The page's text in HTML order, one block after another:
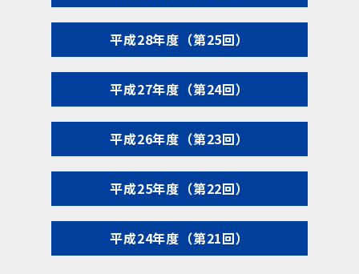
平成28年度（第25回）
平成27年度（第24回）
平成26年度（第23回）
平成25年度（第22回）
平成24年度（第21回）